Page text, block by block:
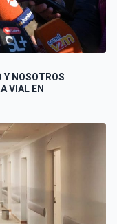
Y NOSOTROS
VIAL EN